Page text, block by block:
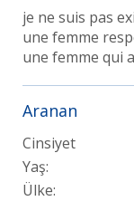
je ne suis pas
une femme
une femme qui
Aranan
Cinsiyet
Yaş:
Ülke: